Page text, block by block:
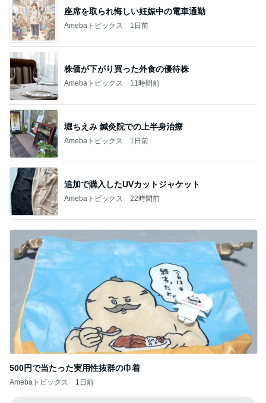
座席を取られ悔しい妊娠中の電車通勤
Amebaトピックス 1日前
株価が下がり買った外食の優待株
Amebaトピックス 11時間前
堀ちえみ 鍼灸院での上半身治療
Amebaトピックス 1日前
追加で購入したUVカットジャケット
Amebaトピックス 22時間前
500円で当たった実用性抜群の巾着
Amebaトピックス 1日前